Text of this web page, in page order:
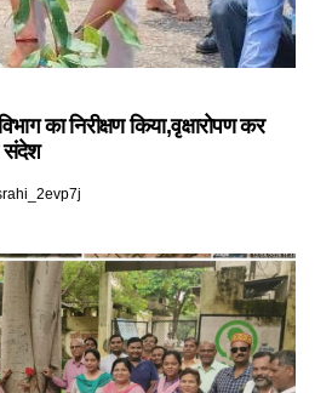
का निरीक्षण किया,वृक्षारोपण कर
संदेश